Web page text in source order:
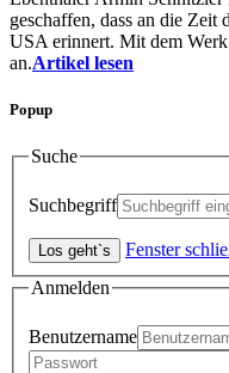
geschaffen, dass an die Zeit
USA erinnert. Mit dem
an.Artikel lesen
Popup
Suche
Suchbegriff
Fenster
Anmelden
Benutzername